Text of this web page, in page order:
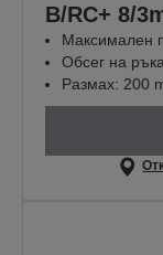
B/RC+ 8/
Максимален
Обсег на
Размах: 200